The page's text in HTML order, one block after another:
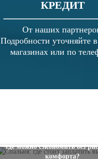
КРЕДИТ
От наших
Подробности уточняйте
магазинах или по
где можно сэкономить без
комфорта?